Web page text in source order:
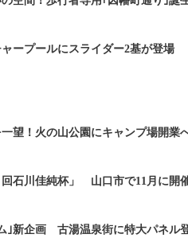
ープールにスライダー2基が登場
一望！火の山公園にキャンプ場開業
回石川佳純杯」 山口市で11月に開
｣新企画 古湯温泉街に特大パネル